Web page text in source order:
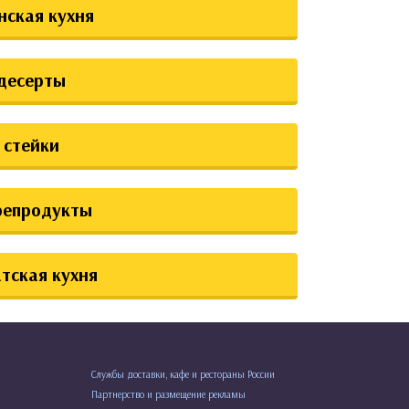
кухня
стейки
кухня
Службы доставки, кафе и рестораны России
Партнерство и размещение рекламы